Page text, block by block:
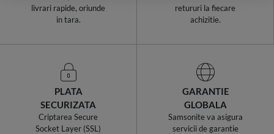
livrari rapide, oriunde
in tara.
retururi la fiecare
achizitie.
PLATA
SECURIZATA
Criptarea Secure
Socket Layer (SSL)
GARANTIE
GLOBALA
Samsonite va asigura
servicii de garantie